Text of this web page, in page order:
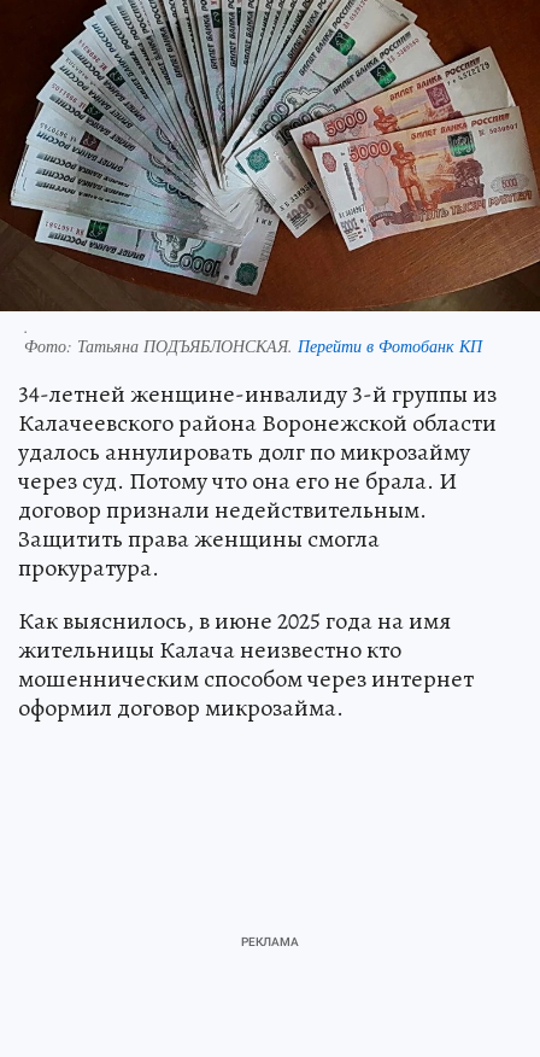
.
Фото: Татьяна ПОДЪЯБЛОНСКАЯ. Перейти в Фотобанк КП
34-летней женщине-инвалиду 3-й группы из
Калачеевского района Воронежской области
удалось аннулировать долг по микрозайму
через суд. Потому что она его не брала. И
договор признали недействительным.
Защитить права женщины смогла
прокуратура.
Как выяснилось, в июне 2025 года на имя
жительницы Калача неизвестно кто
мошенническим способом через интернет
оформил договор микрозайма.